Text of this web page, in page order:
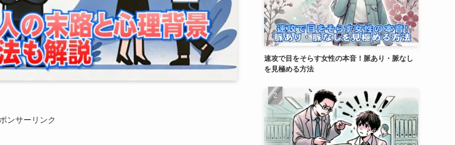
ンサーリンク
速攻で目をそらす女性の本音！脈あり・脈なし
を見極める方法